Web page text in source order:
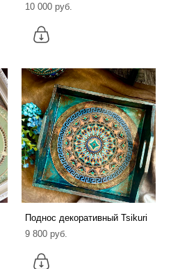
10 000 pуб.
Поднос декоративный Tsikuri
9 800 pуб.